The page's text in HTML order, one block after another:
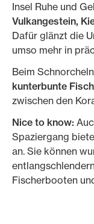
Insel Ruhe und
Vulkangestein,
Dafür glänzt die
umso mehr in
Beim
kunterbunte
zwischen den
Nice to know:
Spaziergang
an. Sie können
Fischerbooten